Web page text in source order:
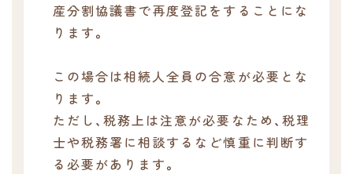
産分割協議書で再度登記をすることにな
ります。
この場合は相続人全員の合意が必要とな
ります。
ただし、税務上は注意が必要なため、税理
士や税務署に相談するなど慎重に判断す
る必要があります。